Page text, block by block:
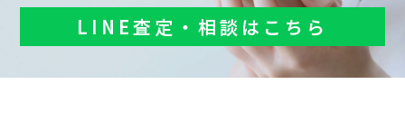
LINE査定・相談はこちら